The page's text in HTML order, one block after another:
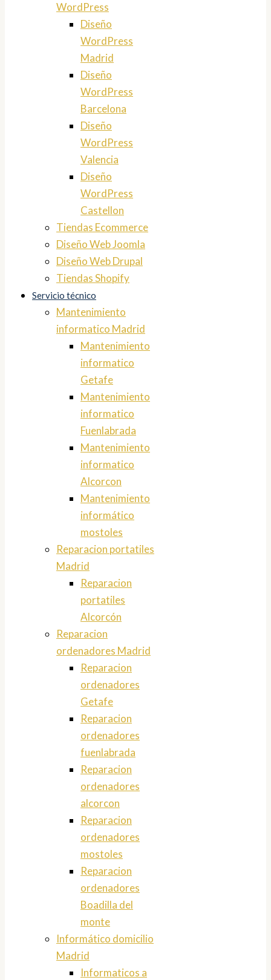
WordPress
Diseño
WordPress
Madrid
Diseño
WordPress
Barcelona
Diseño
WordPress
Valencia
Diseño
WordPress
Castellon
Tiendas Ecommerce
Diseño Web Joomla
Diseño Web Drupal
Tiendas Shopify
Servicio técnico
Mantenimiento
informatico Madrid
Mantenimiento
informatico
Getafe
Mantenimiento
informatico
Fuenlabrada
Mantenimiento
informatico
Alcorcon
Mantenimiento
informático
mostoles
Reparacion portatiles
Madrid
Reparacion
portatiles
Alcorcón
Reparacion
ordenadores Madrid
Reparacion
ordenadores
Getafe
Reparacion
ordenadores
fuenlabrada
Reparacion
ordenadores
alcorcon
Reparacion
ordenadores
mostoles
Reparacion
ordenadores
Boadilla del
monte
Informático domicilio
Madrid
Informaticos a